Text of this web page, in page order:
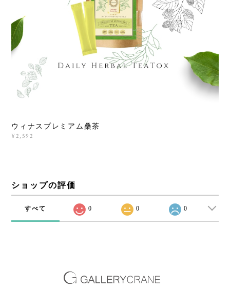
ウィナスプレミアム桑茶
¥2,592
ショップの評価
すべて 0 0 0